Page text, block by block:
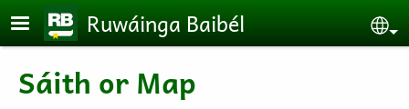
Skip to main contentRuwáinga Baibél
Sáith or Map